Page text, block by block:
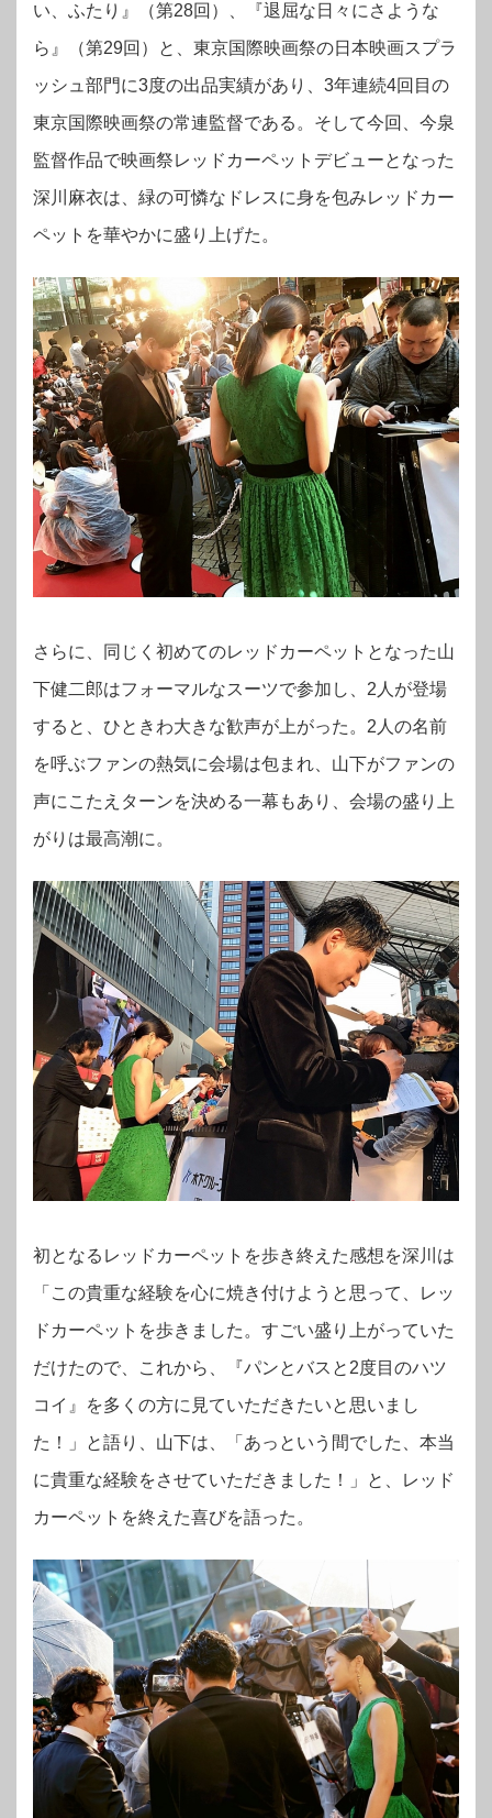
い、ふたり』（第28回）
、『退屈な日々にさような
ら』（第29回）と、 東京国際映画祭の日本映画スプラ
ッシュ部門に3度の出品実績があり、3年連続4回目の
東京国際映画祭の常連監督である。そして今回、今泉
監督作品で映画祭レッドカーペットデビューとなった
深川麻衣は、緑の可憐なドレスに身を包みレッドカー
ペットを華やかに盛り上げた。
さらに、同じく初めてのレッドカーペットとなった山
下健二郎はフォーマルなスーツで参加し、2人が登場
すると、ひときわ大きな歓声が上がった。2人の名前
を呼ぶファンの熱気に会場は包まれ、山下がファンの
声にこたえターンを決める一幕もあり、会場の盛り上
がりは最高潮に。
初となるレッドカーペットを歩き終えた感想を深川は
「この貴重な経験を心に焼き付けようと思って、レッ
ドカーペットを歩きました。すごい盛り上がっていた
だけたので、これから、『パンとバスと2度目のハツ
コイ』を多くの方に見ていただきたいと思いまし
た！」と語り、山下は、「あっという間でした、本当
に貴重な経験をさせていただきました！」と、レッド
カーペットを終えた喜びを語った。